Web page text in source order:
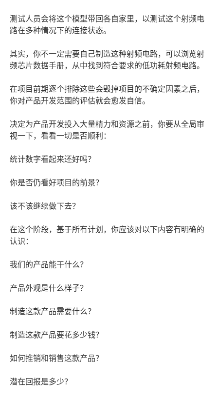
测试人员会将这个模型带回各自家里，以测试这个射频电
路在多种情况下的连接状态。
其实，你不一定需要自己制造这种射频电路，可以浏览射
频芯片数据手册，从中找到符合要求的低功耗射频电路。
在项目前期逐个排除这些会毁掉项目的不确定因素之后，
你对产品开发范围的评估就会愈发自信。
决定为产品开发投入大量精力和资源之前，你要从全局审
视一下，看看一切是否顺利：
统计数字看起来还好吗？
你是否仍看好项目的前景？
该不该继续做下去？
在这个阶段，基于所有计划，你应该对以下内容有明确的
认识：
我们的产品能干什么？
产品外观是什么样子？
制造这款产品需要什么？
制造这款产品要花多少钱？
如何推销和销售这款产品？
潜在回报是多少？